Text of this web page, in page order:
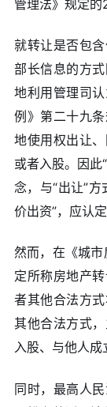
管理法》规定的
就转让是否包
部长信息的方
地利用管理司
例》第二十九
地使用权出让
或者入股。因此
念，与“出让”
价出资”，应认
然而，在《城
定所称房地产
者其他合法方
其他合法方式
入股、与他人成
同时，最高人